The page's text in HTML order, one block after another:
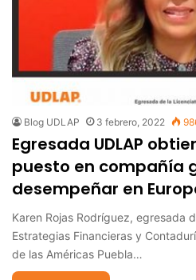
Blog UDLAP 3 febrero, 2022
Egresada UDLAP
puesto en compañía
desempeñar en
Karen Rojas Rodríguez, egresada
Estrategias Financieras y
de las Américas Puebla…